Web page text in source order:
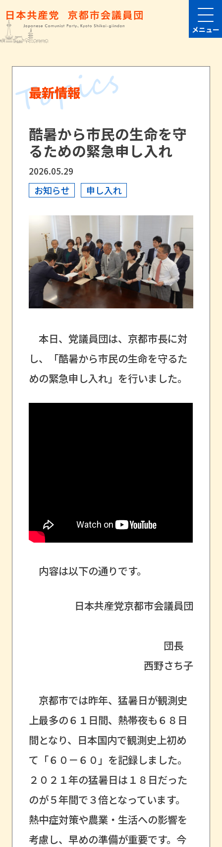
メニュー
最新情報
酷暑から市民の生命を守
るための緊急申し入れ
2026.05.29
お知らせ 申し入れ
本日、党議員団は、京都市長に対
し、「酷暑から市民の生命を守るた
めの緊急申し入れ」を行いました。
内容は以下の通りです。
日本共産党京都市会議員団
団長
西野さち子
京都市では昨年、猛暑日が観測史
上最多の６１日間、熱帯夜も６８日
間となり、日本国内で観測史上初め
て「６０－６０」を記録しました。
２０２１年の猛暑日は１８日だった
のが５年間で３倍となっています。
熱中症対策や農業・生活への影響を
考慮し、早めの準備が重要です。今